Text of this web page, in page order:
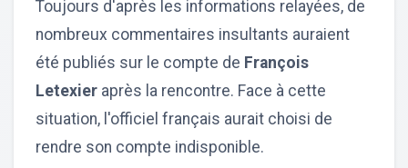
Toujours d'après les informations relayées, de
nombreux commentaires insultants auraient
été publiés sur le compte de François
Letexier après la rencontre. Face à cette
situation, l'officiel français aurait choisi de
rendre son compte indisponible.